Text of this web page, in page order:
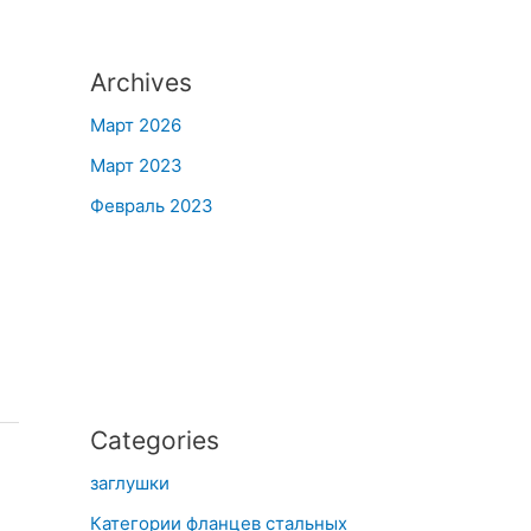
Archives
Март 2026
Март 2023
Февраль 2023
Categories
заглушки
Категории фланцев стальных